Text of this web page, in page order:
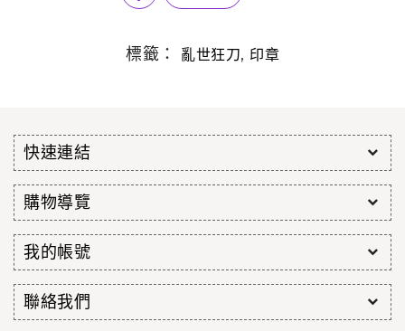
標籤： 亂世狂刀, 印章
快速連結
購物導覽
我的帳號
聯絡我們